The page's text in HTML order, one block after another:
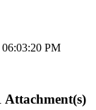
06:03:20 PM